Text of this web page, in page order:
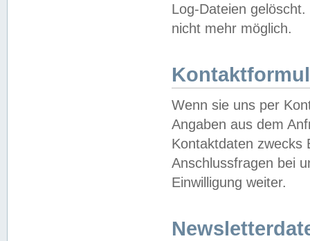
Log-Dateien
nicht mehr möglich.
Wenn sie uns per
Angaben aus dem
Kontaktdaten zwecks
Anschlussfragen bei
Einwilligung weiter.